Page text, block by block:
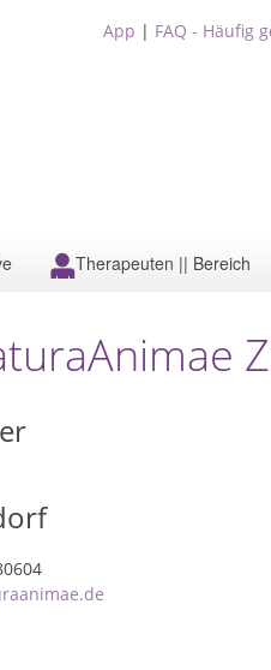
App | FAQ - Häufig
Therapeuten || Bereich